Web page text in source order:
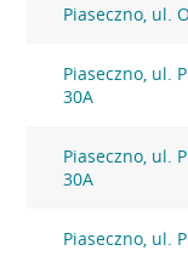
Piaseczno, ul.
Piaseczno, ul.
30A
Piaseczno, ul.
30A
Piaseczno, ul.